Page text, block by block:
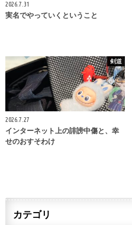
2026.7.31
実名でやっていくということ
剣道
2026.7.27
インターネット上の誹謗中傷と、幸
せのおすそわけ
カテゴリ